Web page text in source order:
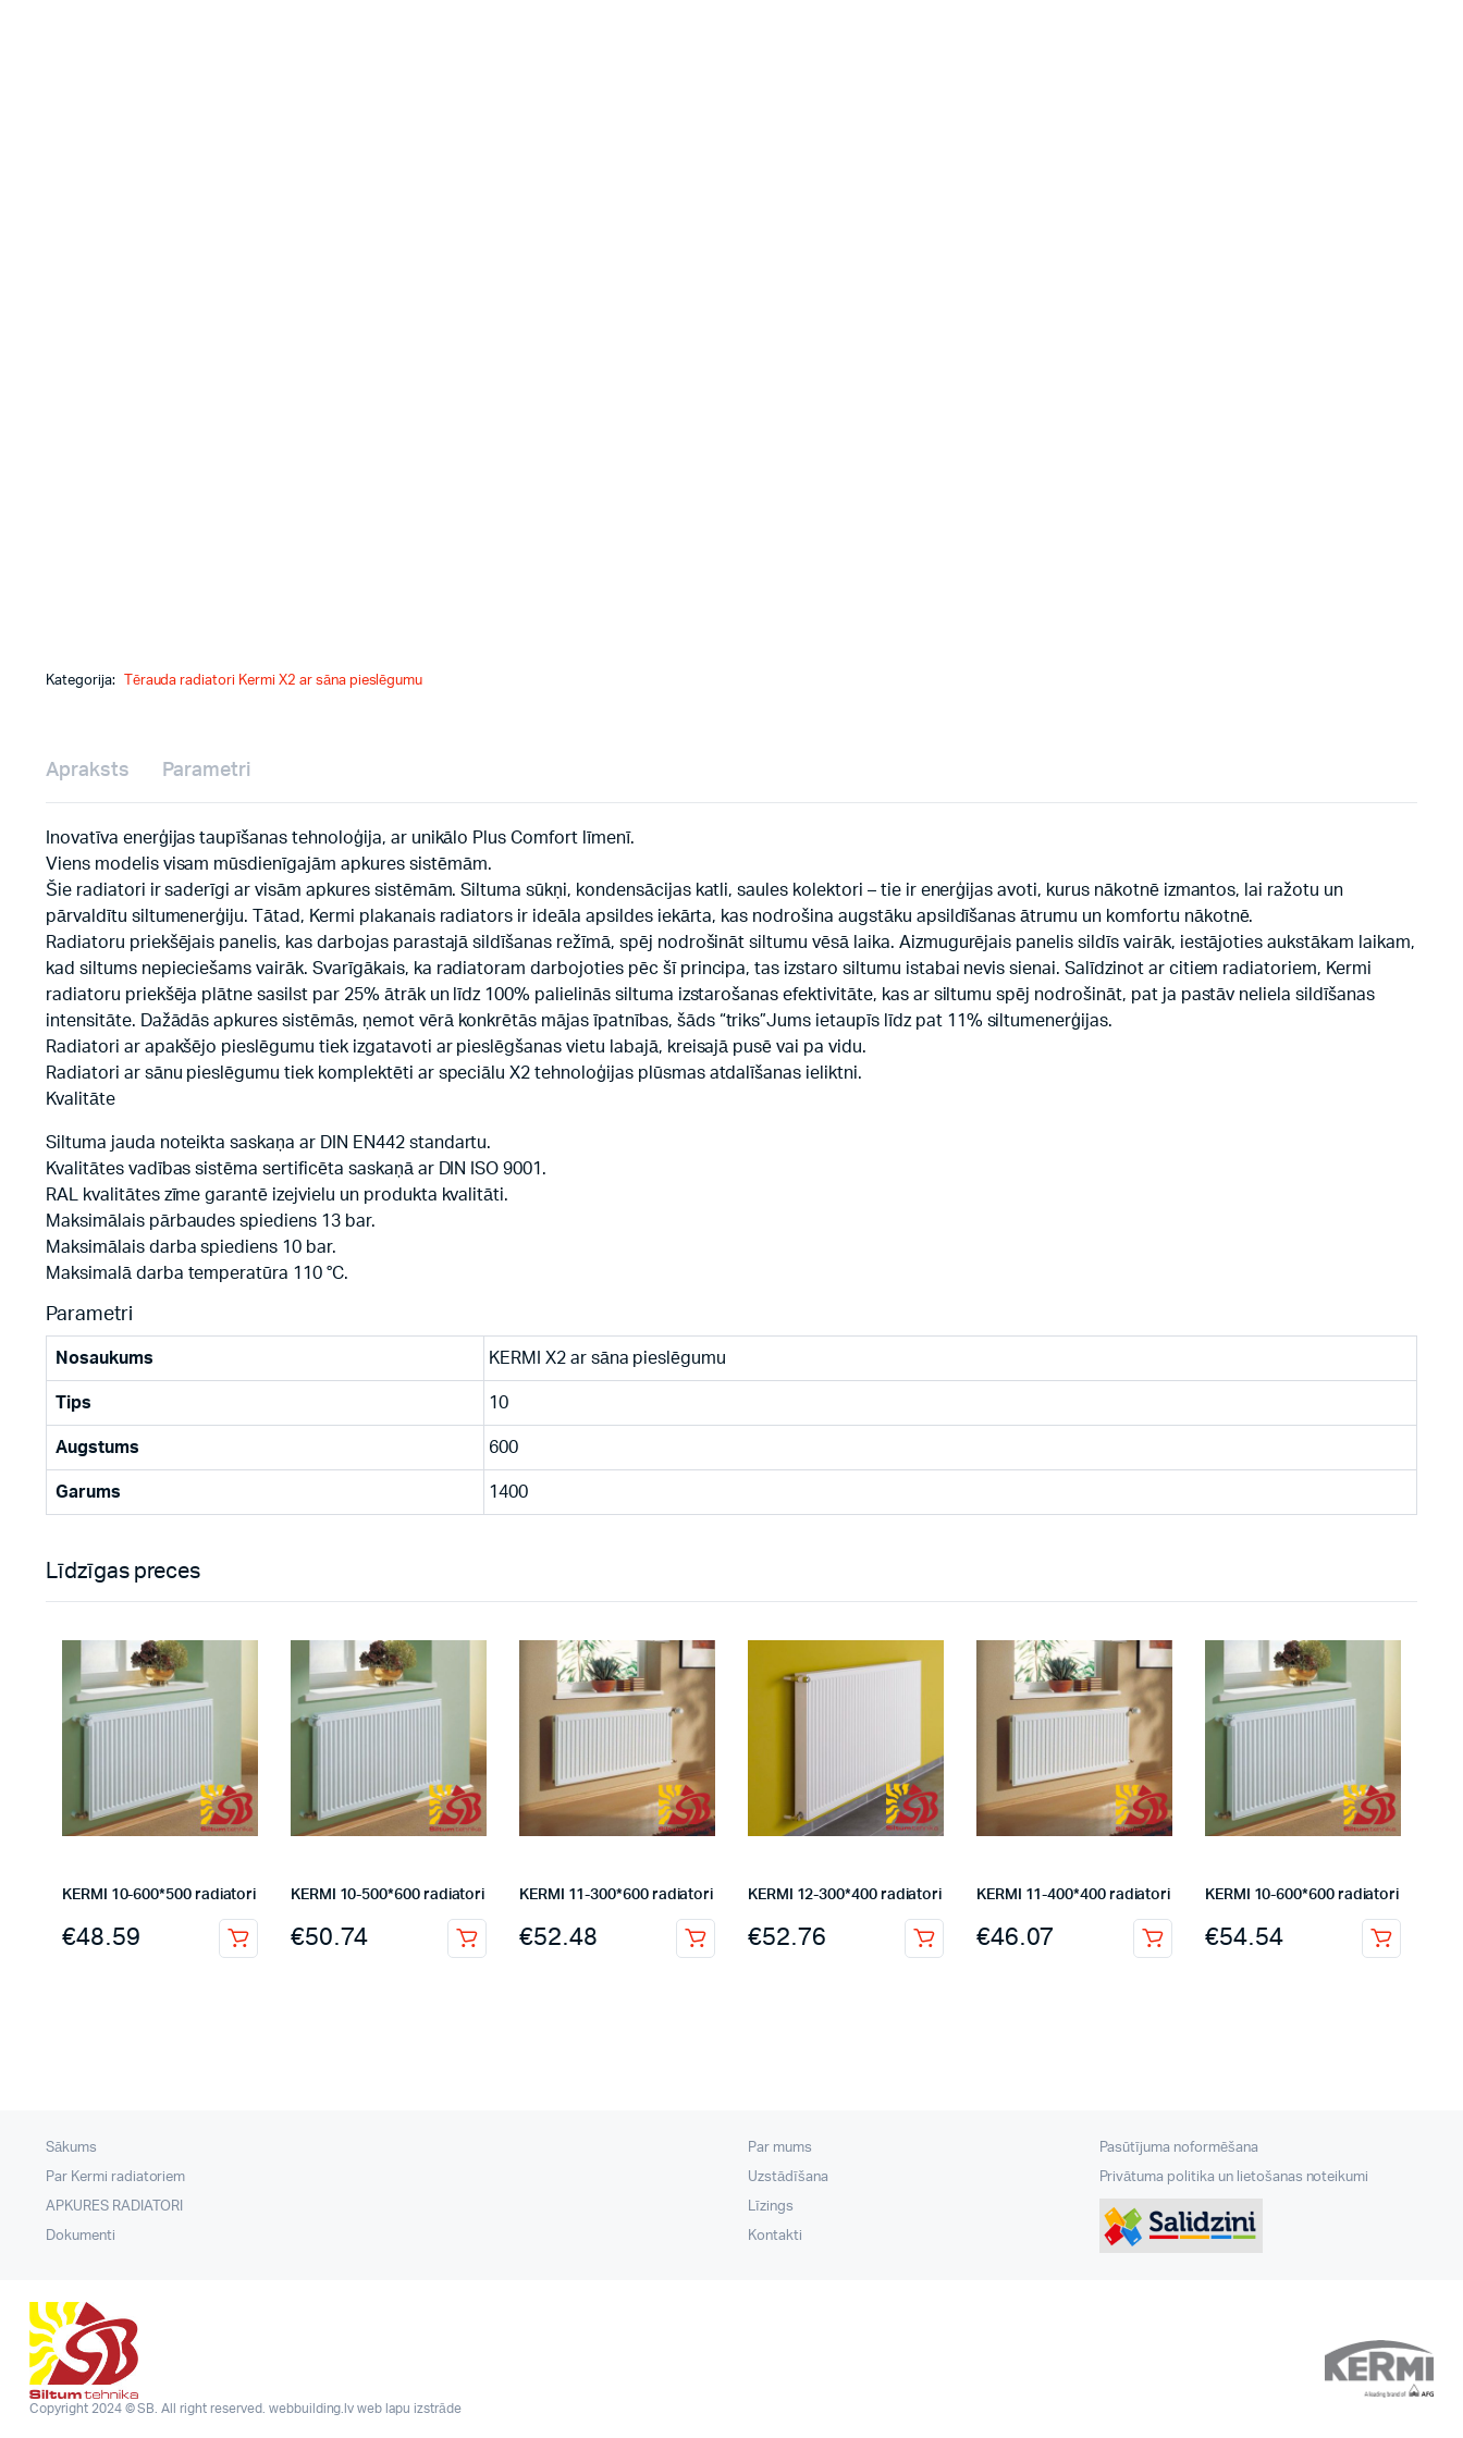
Kategorija: Tērauda radiatori Kermi X2 ar sāna pieslēgumu
Apraksts Parametri
Inovatīva enerģijas taupīšanas tehnoloģija, ar unikālo Plus Comfort līmenī.
Viens modelis visam mūsdienīgajām apkures sistēmām.
Šie radiatori ir saderīgi ar visām apkures sistēmām. Siltuma sūkņi, kondensācijas katli, saules kolektori – tie ir enerģijas avoti, kurus nākotnē izmantos, lai ražotu un
pārvaldītu siltumenerģiju. Tātad, Kermi plakanais radiators ir ideāla apsildes iekārta, kas nodrošina augstāku apsildīšanas ātrumu un komfortu nākotnē.
Radiatoru priekšējais panelis, kas darbojas parastajā sildīšanas režīmā, spēj nodrošināt siltumu vēsā laika. Aizmugurējais panelis sildīs vairāk, iestājoties aukstākam laikam,
kad siltums nepieciešams vairāk. Svarīgākais, ka radiatoram darbojoties pēc šī principa, tas izstaro siltumu istabai nevis sienai. Salīdzinot ar citiem radiatoriem, Kermi
radiatoru priekšēja plātne sasilst par 25% ātrāk un līdz 100% palielinās siltuma izstarošanas efektivitāte, kas ar siltumu spēj nodrošināt, pat ja pastāv neliela sildīšanas
intensitāte. Dažādās apkures sistēmās, ņemot vērā konkrētās mājas īpatnības, šāds “triks”Jums ietaupīs līdz pat 11% siltumenerģijas.
Radiatori ar apakšējo pieslēgumu tiek izgatavoti ar pieslēgšanas vietu labajā, kreisajā pusē vai pa vidu.
Radiatori ar sānu pieslēgumu tiek komplektēti ar speciālu X2 tehnoloģijas plūsmas atdalīšanas ieliktni.
Kvalitāte
Siltuma jauda noteikta saskaņa ar DIN EN442 standartu.
Kvalitātes vadības sistēma sertificēta saskaņā ar DIN ISO 9001.
RAL kvalitātes zīme garantē izejvielu un produkta kvalitāti.
Maksimālais pārbaudes spiediens 13 bar.
Maksimālais darba spiediens 10 bar.
Maksimalā darba temperatūra 110 °C.
Parametri
Nosaukums KERMI X2 ar sāna pieslēgumu
Tips 10
Augstums 600
Garums 1400
Līdzīgas preces
KERMI 10-600*500 radiatori
€48.59
KERMI 10-500*600 radiatori
€50.74
KERMI 11-300*600 radiatori
€52.48
KERMI 12-300*400 radiatori
€52.76
KERMI 11-400*400 radiatori
€46.07
KERMI 10-600*600 radiatori
€54.54
Sākums
Par Kermi radiatoriem
APKURES RADIATORI
Dokumenti
Par mums
Uzstādīšana
Līzings
Kontakti
Pasūtījuma noformēšana
Privātuma politika un lietošanas noteikumi
Copyright 2024 © SB. All right reserved. webbuilding.lvweb lapu izstrāde